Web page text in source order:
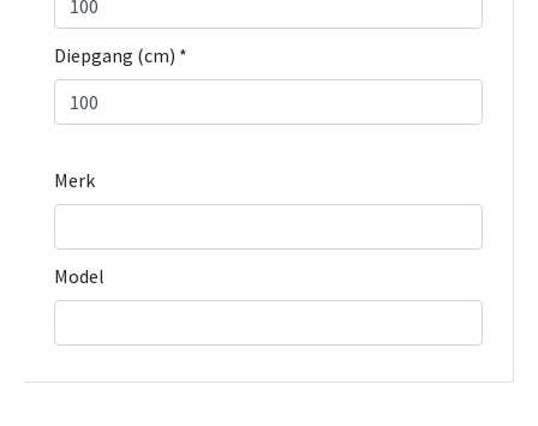
Diepgang (cm) *
Merk
Model